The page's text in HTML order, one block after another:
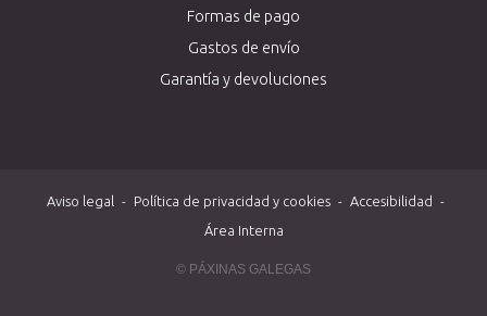
Formas de pago
Gastos de envío
Garantía y devoluciones
Aviso legal - Política de privacidad y cookies - Accesibilidad
-
Área Interna
© PÁXINAS GALEGAS